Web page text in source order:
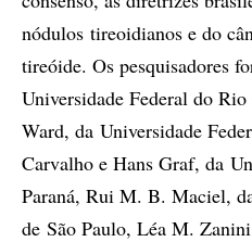
nódulos tireoidianos e do
tireóide. Os pesquisadores
Universidade Federal do
Ward, da Universidade
Carvalho e Hans Graf, da
Paraná, Rui M. B. Maciel,
de São Paulo, Léa M.